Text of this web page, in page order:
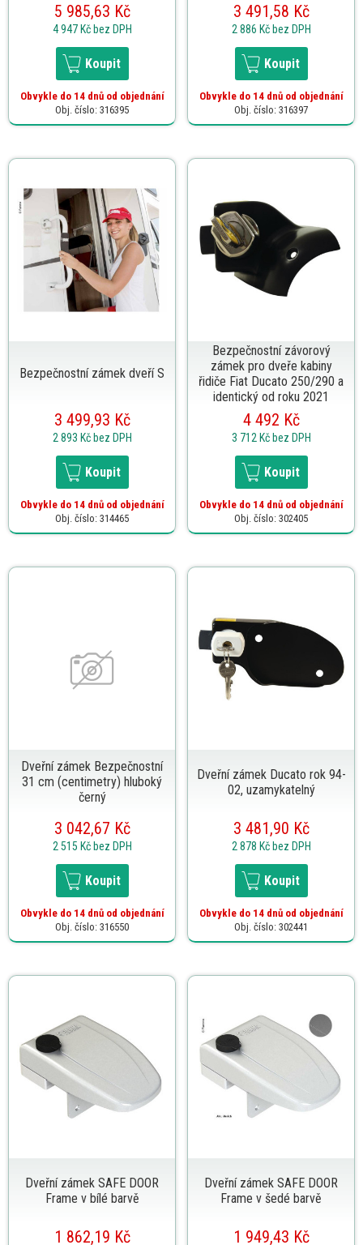
5 985,63 Kč
4 947 Kč bez DPH
Koupit
Obvykle do 14 dnů od objednání
Obj. číslo: 316395
3 491,58 Kč
2 886 Kč bez DPH
Koupit
Obvykle do 14 dnů od objednání
Obj. číslo: 316397
Bezpečnostní zámek dveří S
3 499,93 Kč
2 893 Kč bez DPH
Koupit
Obvykle do 14 dnů od objednání
Obj. číslo: 314465
Bezpečnostní závorový
zámek pro dveře kabiny
řidiče Fiat Ducato 250/290 a
identický od roku 2021
4 492 Kč
3 712 Kč bez DPH
Koupit
Obvykle do 14 dnů od objednání
Obj. číslo: 302405
Dveřní zámek Bezpečnostní
31 cm (centimetry) hluboký
černý
3 042,67 Kč
2 515 Kč bez DPH
Koupit
Obvykle do 14 dnů od objednání
Obj. číslo: 316550
Dveřní zámek Ducato rok 94-
02, uzamykatelný
3 481,90 Kč
2 878 Kč bez DPH
Koupit
Obvykle do 14 dnů od objednání
Obj. číslo: 302441
Dveřní zámek SAFE DOOR
Frame v bílé barvě
1 862,19 Kč
Dveřní zámek SAFE DOOR
Frame v šedé barvě
1 949,43 Kč